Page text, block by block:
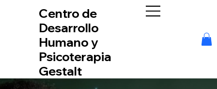
Centro de
Desarrollo
Humano y
Psicoterapia
Gestalt